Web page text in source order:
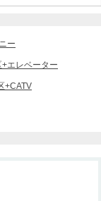
ー
エレベーター
+CATV